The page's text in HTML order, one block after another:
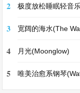
2 极度放松睡眠轻音
3 宽阔的海水(The
4 月光(Moonglow)
5 唯美治愈系钢琴